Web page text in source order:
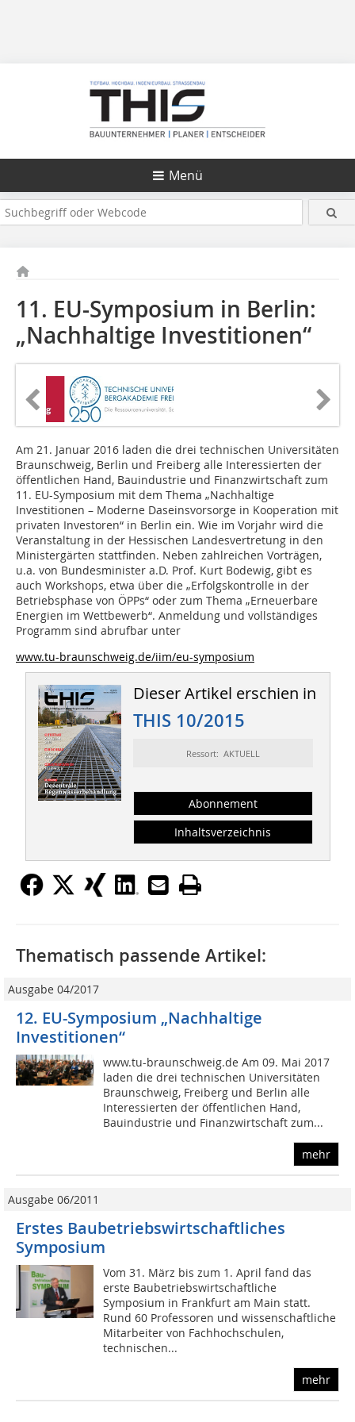
Menü
11. EU-Symposium in Berlin:
„Nachhaltige Investitionen“
Am 21. Januar 2016 laden die drei technischen Universitäten
Braunschweig, Berlin und Freiberg alle Interessierten der
öffentlichen Hand, Bauindustrie und Finanzwirtschaft zum
11. EU-Symposium mit dem Thema „Nachhaltige
Investitionen – Moderne Daseinsvorsorge in Kooperation mit
privaten Investoren“ in Berlin ein. Wie im Vorjahr wird die
Veranstaltung in der Hessischen Landesvertretung in den
Ministergärten stattfinden. Neben zahlreichen Vorträgen,
u.a. von Bundesminister a.D. Prof. Kurt Bodewig, gibt es
auch Workshops, etwa über die „Erfolgskontrolle in der
Betriebsphase von ÖPPs“ oder zum Thema „Erneuerbare
Energien im Wettbewerb“. Anmeldung und vollständiges
Programm sind abrufbar unter
www.tu-braunschweig.de/iim/eu-symposium
Dieser Artikel erschien in
THIS 10/2015
Ressort: AKTUELL
Abonnement
Inhaltsverzeichnis
Thematisch passende Artikel:
Ausgabe 04/2017
12. EU-Symposium „Nachhaltige
Investitionen“
www.tu-braunschweig.de Am 09. Mai 2017
laden die drei technischen Universitäten
Braunschweig, Freiberg und Berlin alle
Interessierten der öffentlichen Hand,
Bauindustrie und Finanzwirtschaft zum...
mehr
Ausgabe 06/2011
Erstes Baubetriebswirtschaftliches
Symposium
Vom 31. März bis zum 1. April fand das
erste Baubetriebswirtschaftliche
Symposium in Frankfurt am Main statt.
Rund 60 Professoren und wissenschaftliche
Mitarbeiter von Fachhochschulen,
technischen...
mehr